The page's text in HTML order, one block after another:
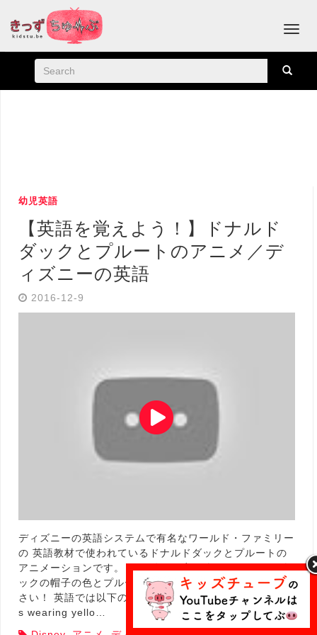
幼児英語
【英語を覚えよう！】ドナルド
ダックとプルートのアニメ／デ
ィズニーの英語
2016-12-9
ディズニーの英語システムで有名なワールド・ファミリー
の 英語教材で使われているドナルドダックとプルートの
アニメーションです。 この動画は応用編で、ドナルドダ
ックの帽子の色とプルートが着ている服の色に注目して下
さい！ 英語では以下のように言っています。 『Donald i
s wearing yello…